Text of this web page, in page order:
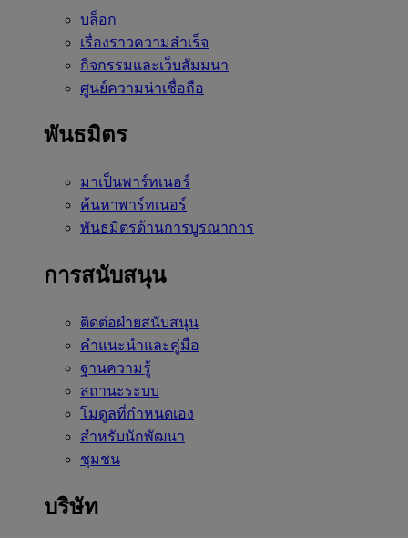
บล็อก
เรื่องราวความสำเร็จ
กิจกรรมและเว็บสัมมนา
ศูนย์ความน่าเชื่อถือ
พันธมิตร
มาเป็นพาร์ทเนอร์
ค้นหาพาร์ทเนอร์
พันธมิตรด้านการบูรณาการ
การสนับสนุน
ติดต่อฝ่ายสนับสนุน
คำแนะนำและคู่มือ
ฐานความรู้
สถานะระบบ
โมดูลที่กำหนดเอง
สำหรับนักพัฒนา
ชุมชน
บริษัท